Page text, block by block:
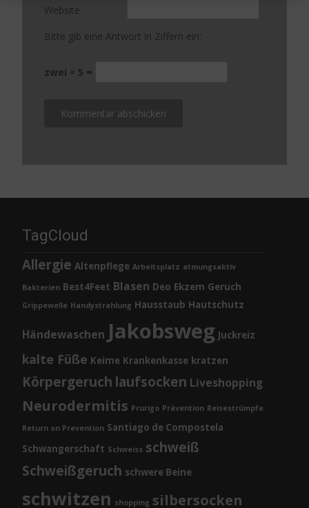
Website
Bitte gib eine Antwort in Ziffern ein:
zwei × 5 =
TagCloud
Allergie Altenpflege Arbeitsplatz atmungsaktiv
Bakterien Best4Feet Blasen Deo Ekzem Geruch
Grippewelle Handystrahlung Hausstaub Hautschutz
Händewaschen Jakobsweg Juckreiz
kalte Füße Keime Krankenkasse kratzen
Körpergeruch laufsocken Liveshopping
Neurodermitis Prurigo Prävention Reisestrümpfe
Return on Prevention Santiago de Compostela
Schwangerschaft Schweiss schweiß
Schweißgeruch schwere Beine
schwitzen shopping silbersocken